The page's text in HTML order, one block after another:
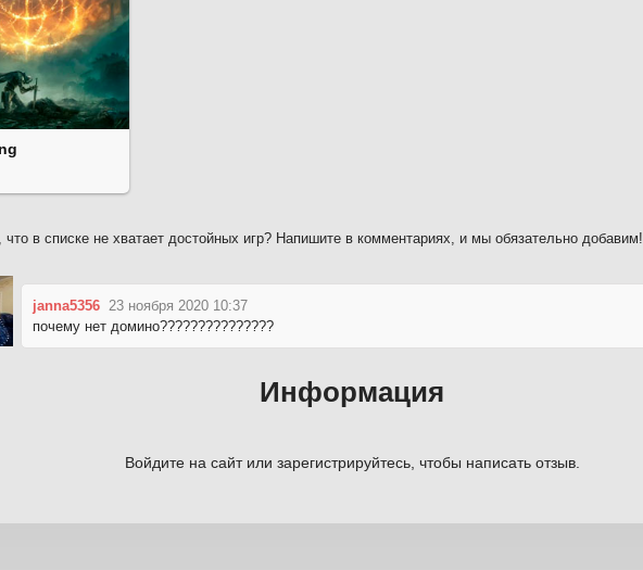
что в списке не хватает достойных игр? Напишите в комментариях, и мы обязательно добавим!
janna5356 23 ноября 2020 10:37
почему нет домино???????????????
Информация
Войдите на сайт или зарегистрируйтесь, чтобы написать отзыв.